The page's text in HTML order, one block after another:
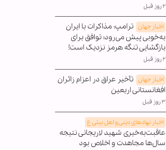
۲ روز قبل
اخبار جهان ترامپ: مذاکرات با ایران
به‌خوبی پیش می‌رود؛ توافق برای
بازگشایی تنگه هرمز نزدیک است!
۲ روز قبل
اخبار جهان تأخیر عراق در اعزام زائران
افغانستانی اربعین
۳ روز قبل
اخبار نهادهای دینی و اهل بیتی ع
عاقبت‌به‌خیری شهید لاریجانی نتیجه
سال‌ها مجاهدت و اخلاص بود